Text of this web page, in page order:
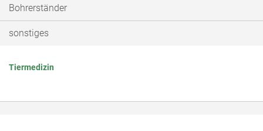
Bohrerständer
sonstiges
Tiermedizin